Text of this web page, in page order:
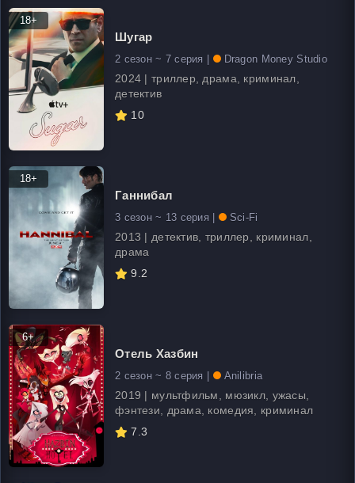
18+
Шугар
2 сезон ~ 7 серия | Dragon Money Studio
2024 | триллер, драма, криминал,
детектив
10
18+
Ганнибал
3 сезон ~ 13 серия | Sci-Fi
2013 | детектив, триллер, криминал,
драма
9.2
6+
Отель Хазбин
2 сезон ~ 8 серия | Anilibria
2019 | мультфильм, мюзикл, ужасы,
фэнтези, драма, комедия, криминал
7.3